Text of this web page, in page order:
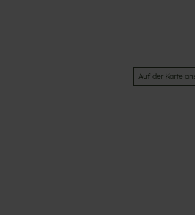
Auf der Karte